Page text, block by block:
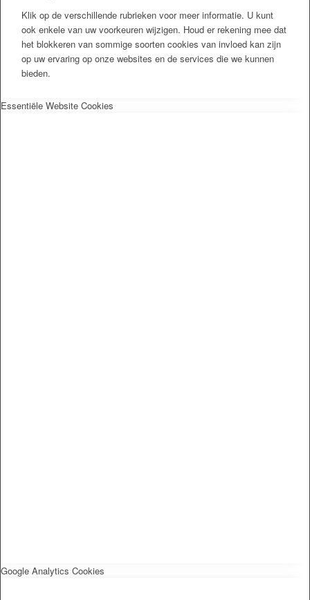
Klik op de verschillende rubrieken voor meer informatie. U kunt
ook enkele van uw voorkeuren wijzigen. Houd er rekening mee dat
het blokkeren van sommige soorten cookies van invloed kan zijn
op uw ervaring op onze websites en de services die we kunnen
bieden.
Essentiële Website Cookies
Google Analytics Cookies